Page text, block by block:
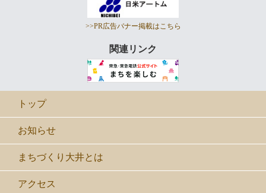
>>PR広告バナー掲載はこちら
関連リンク
トップ
お知らせ
まちづくり大井とは
アクセス